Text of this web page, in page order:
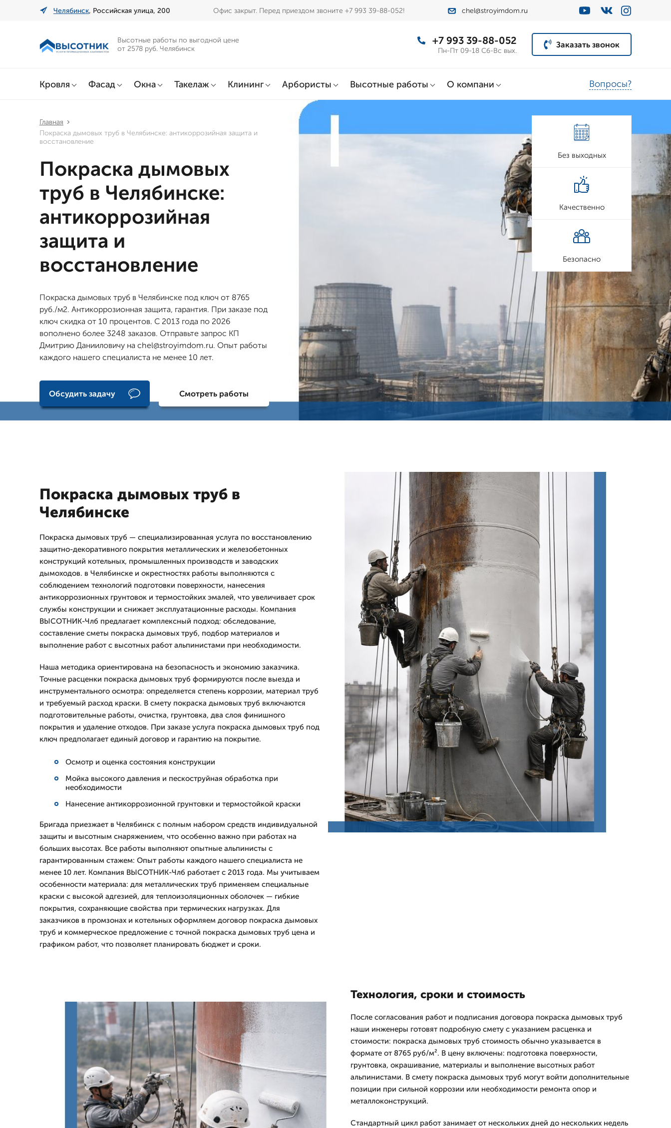
Челябинск, Российская улица, 200 Офис закрыт. Перед приездом звоните +7 993 39-88-052! chel@stroyimdom.ru
Высотные работы по выгодной цене
от 2578 руб. Челябинск
+7 993 39-88-052
Пн-Пт 09-18 Сб-Вс вых.
Заказать звонок
Кровля Фасад Окна Такелаж Клининг Арбористы Высотные работы О компани Вопросы?
Главная
Покраска дымовых труб в Челябинске: антикоррозийная защита и
восстановление
Покраска дымовых
труб в Челябинске:
антикоррозийная
защита и
восстановление
Покраска дымовых труб в Челябинске под ключ от 8765
руб./м2. Антикоррозионная защита, гарантия. При заказе под
ключ скидка от 10 процентов. С 2013 года по 2026
вополнено более 3248 заказов. Отправьте запрос КП
Дмитрию Данииловичу на chel@stroyimdom.ru. Опыт работы
каждого нашего специалиста не менее 10 лет.
Обсудить задачу Смотреть работы
Без выходных
Качественно
Безопасно
Покраска дымовых труб в
Челябинске
Покраска дымовых труб — специализированная услуга по восстановлению
защитно-декоративного покрытия металлических и железобетонных
конструкций котельных, промышленных производств и заводских
дымоходов. в Челябинске и окрестностях работы выполняются с
соблюдением технологий подготовки поверхности, нанесения
антикоррозионных грунтовок и термостойких эмалей, что увеличивает срок
службы конструкции и снижает эксплуатационные расходы. Компания
ВЫСОТНИК-Члб предлагает комплексный подход: обследование,
составление сметы покраска дымовых труб, подбор материалов и
выполнение работ с высотных работ альпинистами при необходимости.
Наша методика ориентирована на безопасность и экономию заказчика.
Точные расценки покраска дымовых труб формируются после выезда и
инструментального осмотра: определяется степень коррозии, материал труб
и требуемый расход краски. В смету покраска дымовых труб включаются
подготовительные работы, очистка, грунтовка, два слоя финишного
покрытия и удаление отходов. При заказе услуга покраска дымовых труб под
ключ предполагает единый договор и гарантию на покрытие.
Осмотр и оценка состояния конструкции
Мойка высокого давления и пескоструйная обработка при
необходимости
Нанесение антикоррозионной грунтовки и термостойкой краски
Бригада приезжает в Челябинск с полным набором средств индивидуальной
защиты и высотным снаряжением, что особенно важно при работах на
больших высотах. Все работы выполняют опытные альпинисты с
гарантированным стажем: Опыт работы каждого нашего специалиста не
менее 10 лет. Компания ВЫСОТНИК-Члб работает с 2013 года. Мы учитываем
особенности материала: для металлических труб применяем специальные
краски с высокой адгезией, для теплоизоляционных оболочек — гибкие
покрытия, сохраняющие свойства при термических нагрузках. Для
заказчиков в промзонах и котельных оформляем договор покраска дымовых
труб и коммерческое предложение с точной покраска дымовых труб цена и
графиком работ, что позволяет планировать бюджет и сроки.
Технология, сроки и стоимость
После согласования работ и подписания договора покраска дымовых труб
наши инженеры готовят подробную смету с указанием расценка и
стоимости: покраска дымовых труб стоимость обычно указывается в
формате от 8765 руб/м². В цену включены: подготовка поверхности,
грунтовка, окрашивание, материалы и выполнение высотных работ
альпинистами. В смету покраска дымовых труб могут войти дополнительные
позиции при сильной коррозии или необходимости ремонта опор и
металлоконструкций.
Стандартный цикл работ занимает от нескольких дней до нескольких недель